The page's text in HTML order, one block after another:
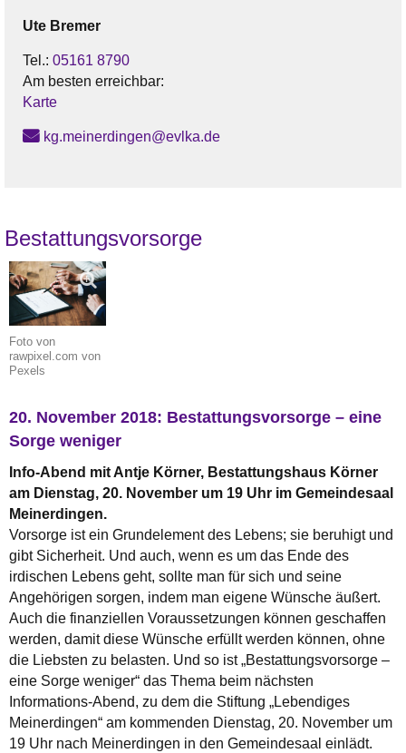
Ute Bremer
Tel.: 05161 8790
Am besten erreichbar:
Karte
kg.meinerdingen@evlka.de
Bestattungsvorsorge
Foto von
rawpixel.com von
Pexels
20. November 2018: Bestattungsvorsorge – eine
Sorge weniger
Info-Abend mit Antje Körner, Bestattungshaus Körner
am Dienstag, 20. November um 19 Uhr im Gemeindesaal
Meinerdingen.
Vorsorge ist ein Grundelement des Lebens; sie beruhigt und
gibt Sicherheit. Und auch, wenn es um das Ende des
irdischen Lebens geht, sollte man für sich und seine
Angehörigen sorgen, indem man eigene Wünsche äußert.
Auch die finanziellen Voraussetzungen können geschaffen
werden, damit diese Wünsche erfüllt werden können, ohne
die Liebsten zu belasten. Und so ist „Bestattungsvorsorge –
eine Sorge weniger“ das Thema beim nächsten
Informations-Abend, zu dem die Stiftung „Lebendiges
Meinerdingen“ am kommenden Dienstag, 20. November um
19 Uhr nach Meinerdingen in den Gemeindesaal einlädt.